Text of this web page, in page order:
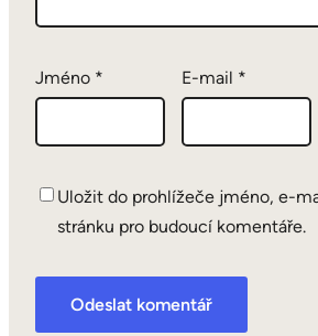
Jméno * E-mail *
Uložit do prohlížeče jméno, e-
stránku pro budoucí komentáře.